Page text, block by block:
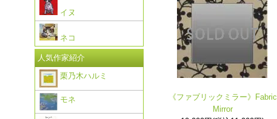
《ファブリックミラー》Fabric
Mirror
イヌ
ネコ
人気作家紹介
栗乃木ハルミ
モネ